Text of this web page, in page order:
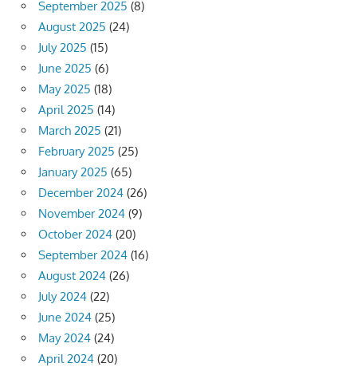
September 2025 (8)
August 2025 (24)
July 2025 (15)
June 2025 (6)
May 2025 (18)
April 2025 (14)
March 2025 (21)
February 2025 (25)
January 2025 (65)
December 2024 (26)
November 2024 (9)
October 2024 (20)
September 2024 (16)
August 2024 (26)
July 2024 (22)
June 2024 (25)
May 2024 (24)
April 2024 (20)